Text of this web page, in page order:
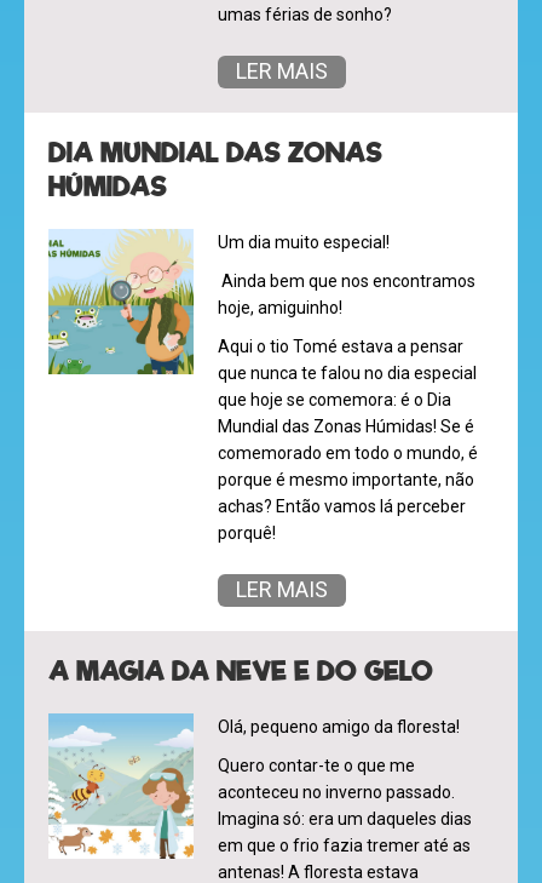
do
cantinho
saber
umas férias de sonho?
LER MAIS
DIA MUNDIAL DAS ZONAS
HÚMIDAS
Um dia muito especial!
Ainda bem que nos encontramos
hoje, amiguinho!
Aqui o tio Tomé estava a pensar
que nunca te falou no dia especial
que hoje se comemora: é o Dia
Mundial das Zonas Húmidas! Se é
comemorado em todo o mundo, é
porque é mesmo importante, não
achas? Então vamos lá perceber
porquê!
LER MAIS
A MAGIA DA NEVE E DO GELO
Olá, pequeno amigo da floresta!
Quero contar-te o que me
aconteceu no inverno passado.
Imagina só: era um daqueles dias
em que o frio fazia tremer até as
antenas! A floresta estava